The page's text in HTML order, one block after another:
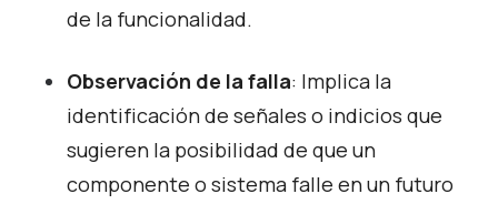
de la funcionalidad.
Observación de la falla: Implica la
identificación de señales o indicios que
sugieren la posibilidad de que un
componente o sistema falle en un futuro